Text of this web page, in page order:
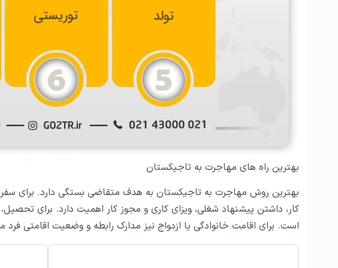
بهترین راه های مهاجرت به تاجیکستان
کار، داشتن پیشنهاد شغلی، ویزای کاری و مجوز کار اهمیت دارد. برای
است. برای اقامت خانوادگی یا ازدواج نیز مدارک رابطه و وضعیت اقامتی فرد